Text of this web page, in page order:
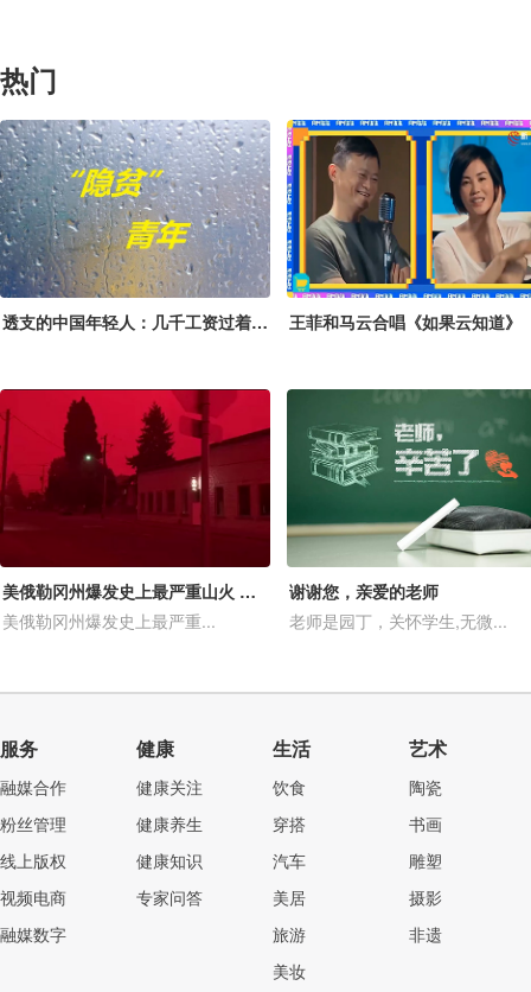
热门
透支的中国年轻人：几千工资过着上万的生活 王菲和马云合唱《如果云知道》
美俄勒冈州爆发史上最严重山火 天空被染成血红 灰烬弥漫宛如末日
美俄勒冈州爆发史上最严重...
谢谢您，亲爱的老师
老师是园丁，关怀学生,无微...
服务
融媒合作
粉丝管理
线上版权
视频电商
融媒数字
健康
健康关注
健康养生
健康知识
专家问答
生活
饮食
穿搭
汽车
美居
旅游
美妆
艺术
陶瓷
书画
雕塑
摄影
非遗